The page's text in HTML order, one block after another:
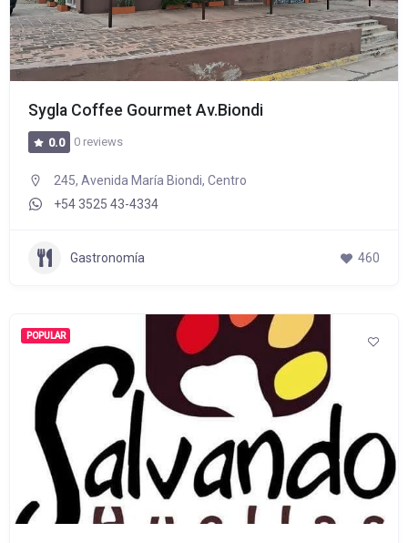
Sygla Coffee Gourmet Av.Biondi
0.0 0 reviews
245, Avenida María Biondi, Centro
+54 3525 43-4334
Gastronomía 460
POPULAR